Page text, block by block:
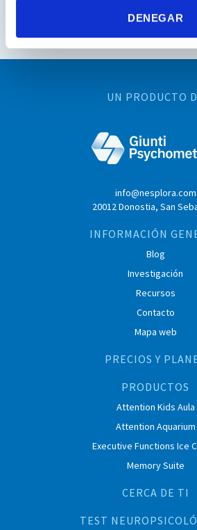
DENEGAR
UN PRODUCTO
info@nesplora.com
20012 Donostia, San
INFORMACIÓN
Blog
Investigación
Recursos
Contacto
Mapa web
PRECIOS Y
PRODUCTOS
Attention Kids Aula
Attention Aquarium
Executive Functions Ice
Memory Suite
CERCA DE TI
TEST